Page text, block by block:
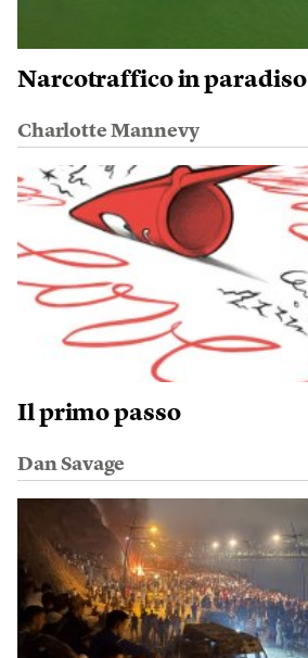
Narcotraffico in paradiso
Charlotte Mannevy
Il primo passo
Dan Savage